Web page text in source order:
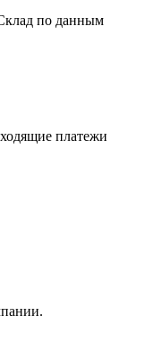
по данным
платежи